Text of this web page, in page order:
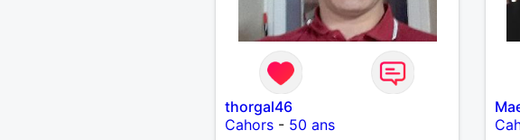
thorgal46
Cahors- 50 ans